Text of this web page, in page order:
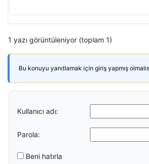
1 yazı görüntüleniyor (toplam 1)
Bu konuyu yanıtlamak için giriş yapmış
Kullanıcı adı:
Parola:
Beni hatırla